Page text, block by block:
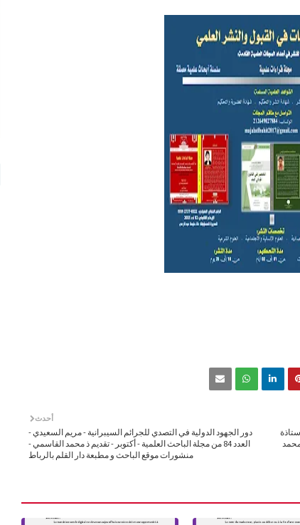
أحدث
دور الجهود الدولية في التصدي للجرائم السيبرانية - مريم السعيدي -
العدد 84 من مجلة الباحث العلمية - أكتوبر - تقديم ذ محمد القاسمي -
منشورات موقع الباحث و مطبعة دار القلم بالرباط
ذ محمد